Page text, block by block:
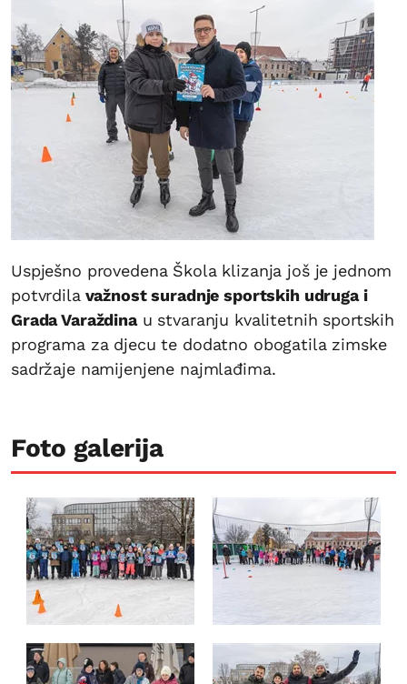
Uspješno provedena Škola klizanja još je jednom
potvrdilavažnost suradnje sportskih udruga i
Grada Varaždinau stvaranju kvalitetnih sportskih
programa za djecu te dodatno obogatila zimske
sadržaje namijenjene najmlađima.
Foto galerija